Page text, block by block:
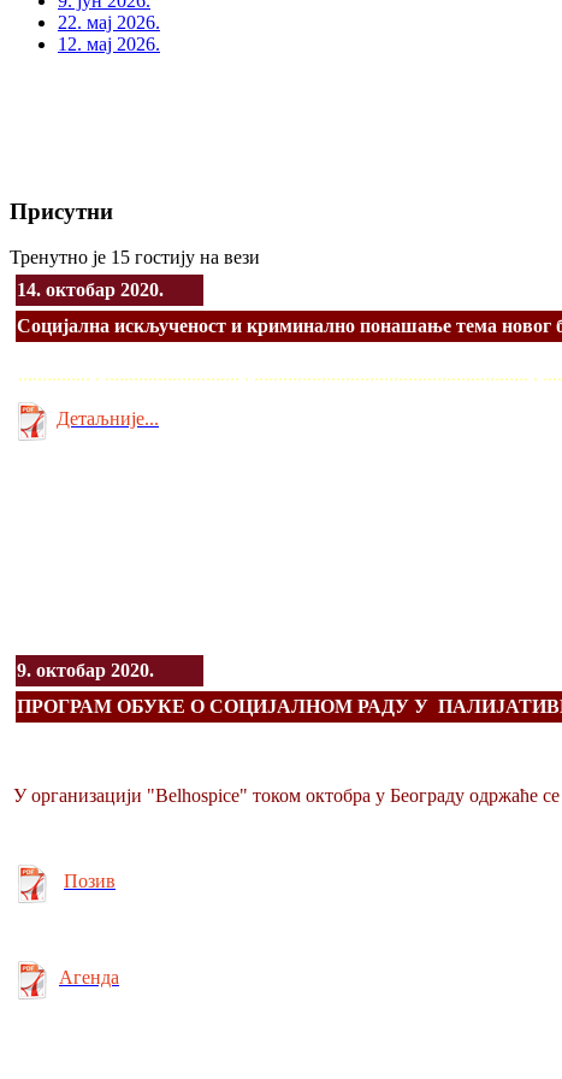
22. мај 2026.
12. мај 2026.
Присутни
Тренутно је 15 гостију на вези
14. октобар 2020.
Социјална искљученост и криминално понашање тема новог
............... . ............................ . .........................................................
Детаљније...
9. октобар 2020.
ПРОГРАМ ОБУКЕ О СОЦИЈАЛНОМ РАДУ У
У организацији "Belhospice" током октобра у Београду одржаће
Позив
Агенда